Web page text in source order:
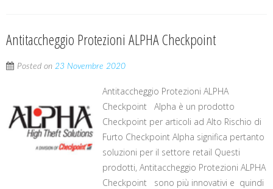
Antitaccheggio Protezioni ALPHA Checkpoint
Posted on 23 Novembre 2020
Antitaccheggio Protezioni ALPHA
Checkpoint Alpha è un prodotto
Checkpoint per articoli ad Alto Rischio di
Furto Checkpoint Alpha significa pertanto
soluzioni per il settore retail Questi
prodotti, Antitaccheggio Protezioni ALPHA
Checkpoint sono più innovativi e quindi